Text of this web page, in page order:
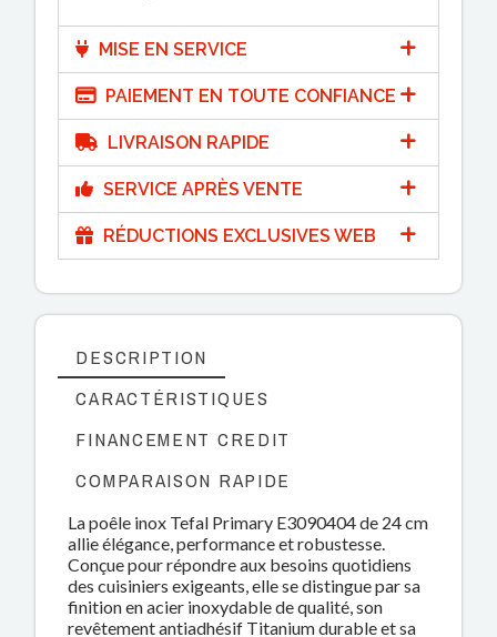
MISE EN SERVICE
PAIEMENT EN TOUTE CONFIANCE
LIVRAISON RAPIDE
SERVICE APRÈS VENTE
RÉDUCTIONS EXCLUSIVES WEB
DESCRIPTION
CARACTÉRISTIQUES
FINANCEMENT CREDIT
COMPARAISON RAPIDE
La poêle inox Tefal Primary E3090404 de 24 cm
allie élégance, performance et robustesse.
Conçue pour répondre aux besoins quotidiens
des cuisiniers exigeants, elle se distingue par sa
finition en acier inoxydable de qualité, son
revêtement antiadhésif Titanium durable et sa